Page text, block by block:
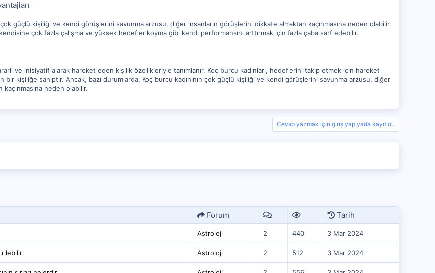
çok güçlü kişiliği ve kendi görüşlerini savunma arzusu, diğer insanların görüşlerini dikkate almaktan kaçınmasına neden olabilir.
kendisine çok fazla çalışma ve yüksek hedefler koyma gibi kendi performansını arttırmak için fazla çaba sarf edebilir.
ve inisiyatif alarak hareket eden kişilik özellikleriyle tanımlanır. Koç burcu kadınları, hedeflerini takip etmek için hareket
bir kişiliğe sahiptir. Ancak, bazı durumlarda, Koç burcu kadınının çok güçlü kişiliği ve kendi görüşlerini savunma arzusu, diğer
neden olabilir.
Cevap yazmak için giriş yap yada kayıt ol.
Forum Tarih
Astroloji 2 440 3 Mar 2024
Astroloji 2 512 3 Mar 2024